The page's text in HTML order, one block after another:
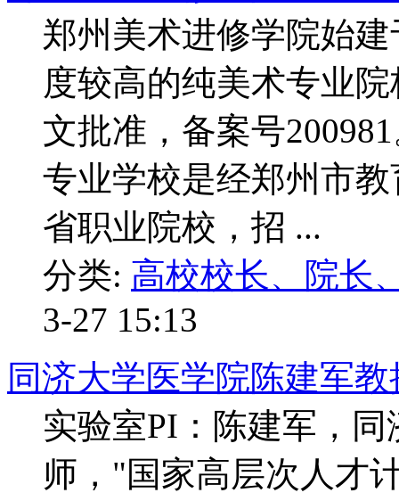
郑州美术进修学院始
度较高的纯美术专业
文批准，备案号
专业学校是经郑州市
省职业院校，招 ...
分类: 高校校长、院长
3-27 15:13
同济大学医学院陈建军
实验室PI：陈建军，
师，"国家高层次人才